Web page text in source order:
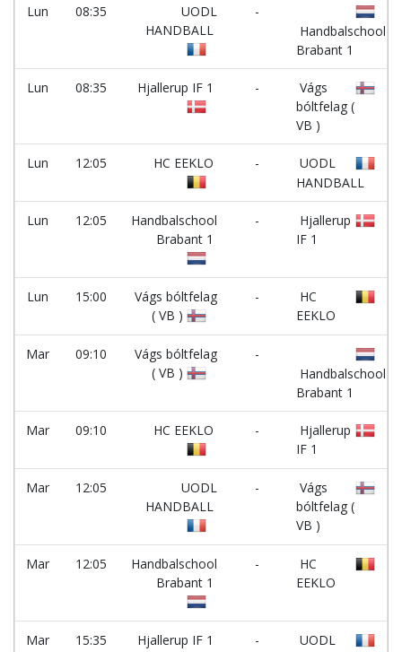
Lun 08:35
UODL
HANDBALL
-
Handbalschool
Brabant 1
Lun 08:35 Hjallerup IF 1 -
Vágs
bóltfelag (
VB )
Lun 12:05 HC EEKLO -
UODL
HANDBALL
Lun 12:05
Handbalschool
Brabant 1
-
Hjallerup
IF 1
Lun 15:00
Vágs bóltfelag
( VB )
-
HC
EEKLO
Mar 09:10
Vágs bóltfelag
( VB )
-
Handbalschool
Brabant 1
Mar 09:10 HC EEKLO -
Hjallerup
IF 1
Mar 12:05
UODL
HANDBALL
-
Vágs
bóltfelag (
VB )
Mar 12:05
Handbalschool
Brabant 1
-
HC
EEKLO
Mar 15:35 Hjallerup IF 1 -
UODL